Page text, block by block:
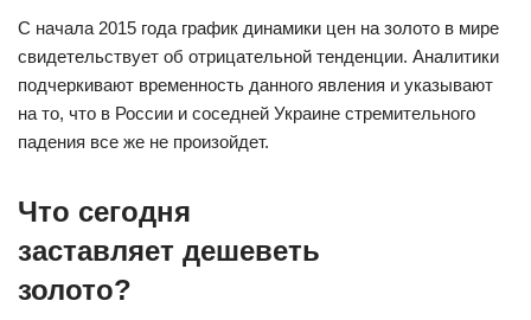
С начала 2015 года график динамики цен на золото в мире
свидетельствует об отрицательной тенденции. Аналитики
подчеркивают временность данного явления и указывают
на то, что в России и соседней Украине стремительного
падения все же не произойдет.
Что сегодня
заставляет дешеветь
золото?